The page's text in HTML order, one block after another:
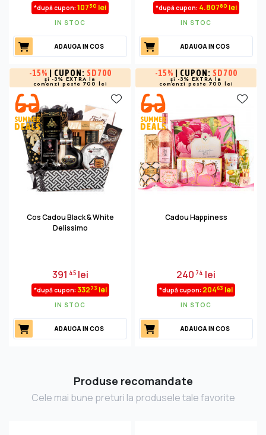
*după cupon: 10730 lei
IN STOC
ADAUGA IN COS
*după cupon: 4.80780 lei
IN STOC
ADAUGA IN COS
-15% | CUPON: SD700
și -3% EXTRA la
comenzi peste 700 lei
Cos Cadou Black & White
Delissimo
391 45lei
*după cupon: 33273 lei
IN STOC
ADAUGA IN COS
-15% | CUPON: SD700
și -3% EXTRA la
comenzi peste 700 lei
Cadou Happiness
240 74 lei
*după cupon: 20463 lei
IN STOC
ADAUGA IN COS
Produse recomandate
Cele mai bune preturi la produsele tale favorite